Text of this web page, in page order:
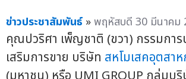
ข่าวประชาสัมพันธ์ »พฤหัสบดี 30 มีนาคม
คุณปวริศา เพ็ญชาติ (ขวา) กรรมการ
เสริมการขาย บริษัท สหโมเสคอุตสา